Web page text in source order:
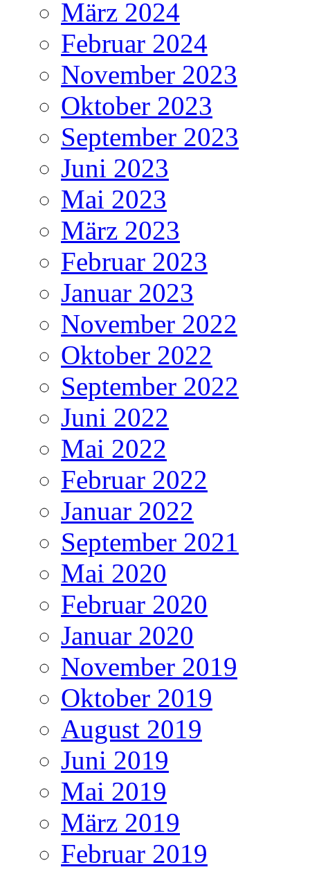
März 2024
Februar 2024
November 2023
Oktober 2023
September 2023
Juni 2023
Mai 2023
März 2023
Februar 2023
Januar 2023
November 2022
Oktober 2022
September 2022
Juni 2022
Mai 2022
Februar 2022
Januar 2022
September 2021
Mai 2020
Februar 2020
Januar 2020
November 2019
Oktober 2019
August 2019
Juni 2019
Mai 2019
März 2019
Februar 2019